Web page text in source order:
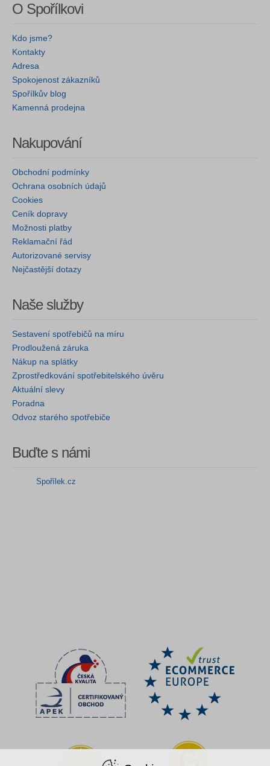
O Spořílkovi
Kdo jsme?
Kontakty
Adresa
Spokojenost zákazníků
Spořílkův blog
Kamenná prodejna
Nakupování
Obchodní podmínky
Ochrana osobních údajů
Cookies
Ceník dopravy
Možnosti platby
Reklamační řád
Autorizované servisy
Nejčastější dotazy
Naše služby
Sestavení spotřebičů na míru
Prodloužená záruka
Nákup na splátky
Zprostředkování spotřebitelského úvěru
Aktuální slevy
Poradna
Odvoz starého spotřebiče
Buďte s námi
Spořílek.cz